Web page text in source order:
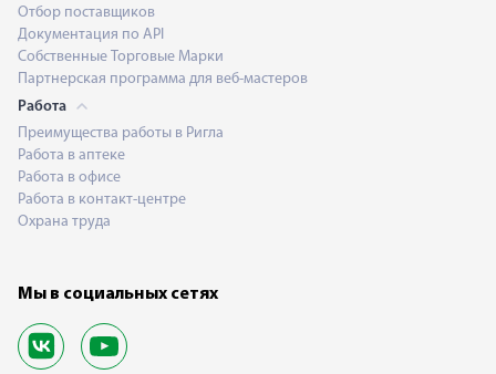
Отбор поставщиков
Документация по API
Собственные Торговые Марки
Партнерская программа для веб-мастеров
Работа
Преимущества работы в Ригла
Работа в аптеке
Работа в офисе
Работа в контакт-центре
Охрана труда
Мы в социальных сетях